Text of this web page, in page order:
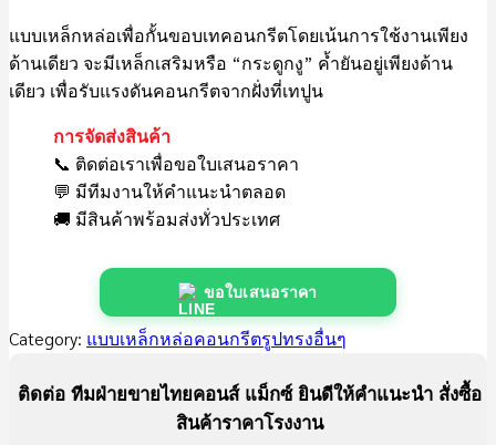
แบบเหล็กหล่อเพื่อกั้นขอบเทคอนกรีตโดยเน้นการใช้งานเพียง
ด้านเดียว จะมีเหล็กเสริมหรือ “กระดูกงู” ค้ำยันอยู่เพียงด้าน
เดียว เพื่อรับแรงดันคอนกรีตจากฝั่งที่เทปูน
การจัดส่งสินค้า
📞 ติดต่อเราเพื่อขอใบเสนอราคา
💬 มีทีมงานให้คำแนะนำตลอด
🚚 มีสินค้าพร้อมส่งทั่วประเทศ
ขอใบเสนอราคา
Category: แบบเหล็กหล่อคอนกรีตรูปทรงอื่นๆ
ติดต่อ ทีมฝ่ายขายไทยคอนส์ แม็กซ์ ยินดีให้คำแนะนำ สั่งซื้อ
สินค้าราคาโรงงาน